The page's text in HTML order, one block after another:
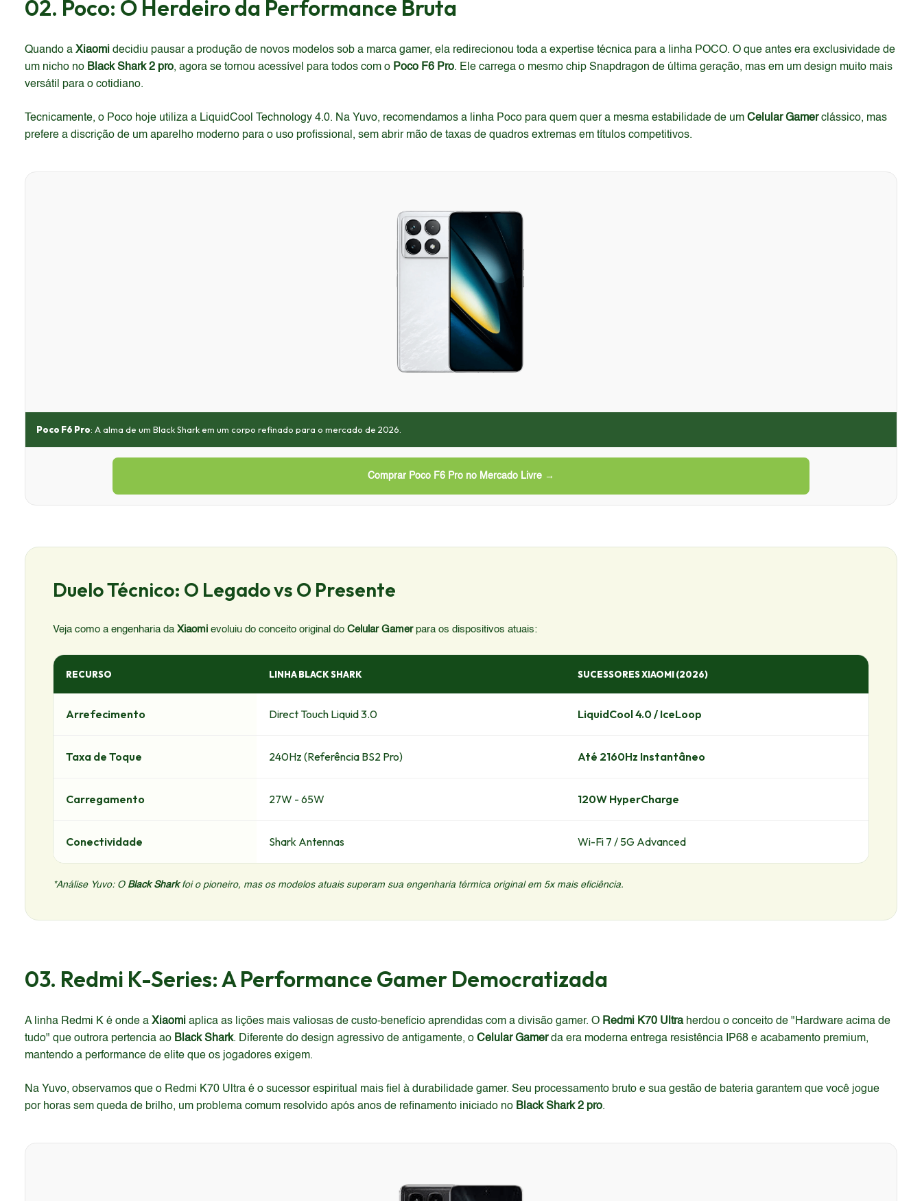
02. Poco: O Herdeiro da Performance Bruta
Quando a Xiaomi decidiu pausar a produção de novos modelos sob a marca gamer, ela redirecionou toda a expertise técnica para a linha POCO. O que antes era exclusividade de
um nicho no Black Shark 2 pro, agora se tornou acessível para todos com o Poco F6 Pro. Ele carrega o mesmo chip Snapdragon de última geração, mas em um design muito mais
versátil para o cotidiano.
Tecnicamente, o Poco hoje utiliza a LiquidCool Technology 4.0. Na Yuvo, recomendamos a linha Poco para quem quer a mesma estabilidade de um Celular Gamerclássico, mas
prefere a discrição de um aparelho moderno para o uso profissional, sem abrir mão de taxas de quadros extremas em títulos competitivos.
Poco F6 Pro: A alma de um Black Shark em um corpo refinado para o mercado de 2026.
Comprar Poco F6 Pro no Mercado Livre →
Duelo Técnico: O Legado vs O Presente
Veja como a engenharia da Xiaomi evoluiu do conceito original do Celular Gamerpara os dispositivos atuais:
RECURSO LINHA BLACK SHARK SUCESSORES XIAOMI (2026)
Arrefecimento Direct Touch Liquid 3.0 LiquidCool 4.0 / IceLoop
Taxa de Toque 240Hz (Referência BS2 Pro) Até 2160Hz Instantâneo
Carregamento 27W - 65W 120W HyperCharge
Conectividade Shark Antennas Wi-Fi 7 / 5G Advanced
*Análise Yuvo: O Black Sharkfoi o pioneiro, mas os modelos atuais superam sua engenharia térmica original em 5x mais eficiência.
03. Redmi K-Series: A Performance Gamer Democratizada
A linha Redmi K é onde a Xiaomi aplica as lições mais valiosas de custo-benefício aprendidas com a divisão gamer. O Redmi K70 Ultraherdou o conceito de "Hardware acima de
tudo" que outrora pertencia ao Black Shark. Diferente do design agressivo de antigamente, o Celular Gamerda era moderna entrega resistência IP68 e acabamento premium,
mantendo a performance de elite que os jogadores exigem.
Na Yuvo, observamos que o Redmi K70 Ultra é o sucessor espiritual mais fiel à durabilidade gamer. Seu processamento bruto e sua gestão de bateria garantem que você jogue
por horas sem queda de brilho, um problema comum resolvido após anos de refinamento iniciado no Black Shark 2 pro.